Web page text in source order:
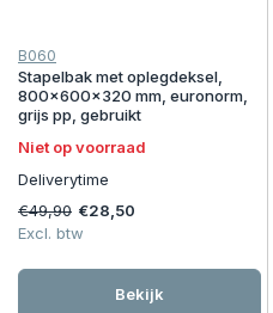
B060
Stapelbak met oplegdeksel,
800x600x320 mm, euronorm,
grijs pp, gebruikt
Niet op voorraad
Deliverytime
€49,90 €28,50
Excl. btw
Bekijk